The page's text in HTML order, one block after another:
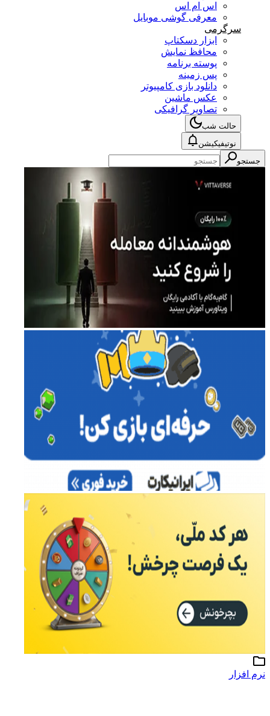
اس ام اس
معرفی گوشی موبایل
سرگرمی
ابزار دسکتاپ
محافظ نمایش
پوسته برنامه
پس زمینه
دانلود بازی کامپیوتر
عکس ماشین
تصاویر گرافیکی
حالت شب
نوتیفیکیشن
جستجو
افزار